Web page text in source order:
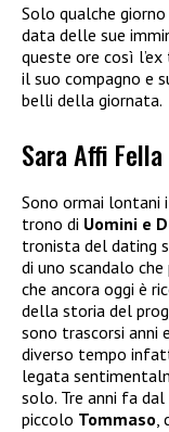
Solo qualche
data delle sue
queste ore così
il suo compagno e
belli della giornata.
Sara Affi
Sono ormai lontani
trono di Uomini e
tronista del dating
di uno scandalo
che ancora oggi è
della storia del
sono trascorsi anni
diverso tempo
legata
solo. Tre anni fa
piccolo Tommaso,